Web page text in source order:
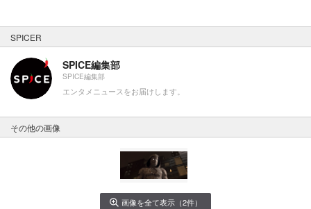
SPICER
SPICE編集部
SPICE編集部
エンタメニュースをお届けします。
その他の画像
画像を全て表示（2件）